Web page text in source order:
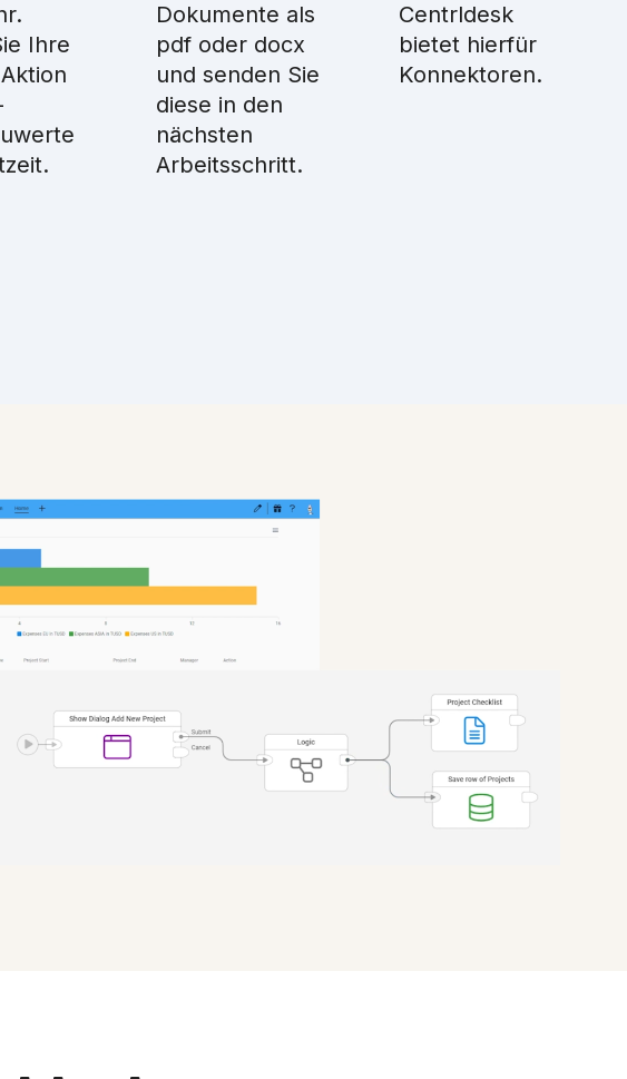
Ihre
Dokumente als
pdf oder docx
und senden Sie
diese in den
nächsten
Arbeitsschritt.
Centrldesk
bietet hierfür
Konnektoren.